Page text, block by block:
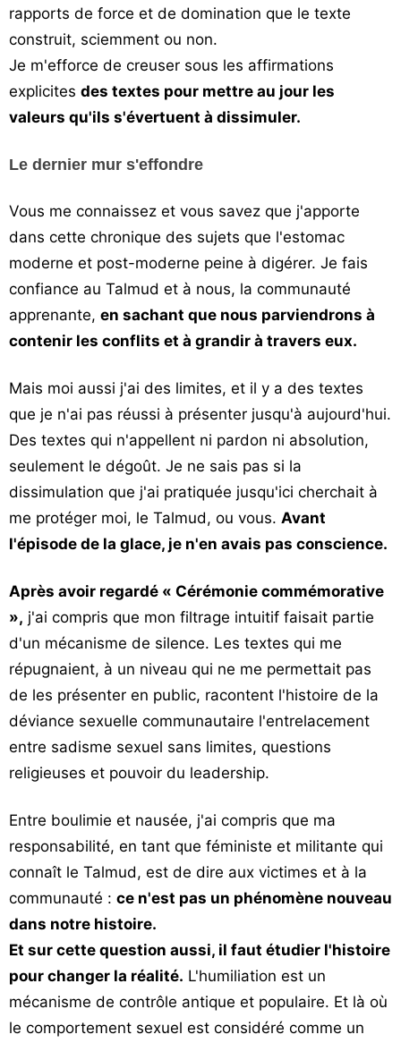
rapports de force et de domination que le texte
construit, sciemment ou non.
Je m'efforce de creuser sous les affirmations
explicites des textes pour mettre au jour les
valeurs qu'ils s'évertuent à dissimuler.
Le dernier mur s'effondre
Vous me connaissez et vous savez que j'apporte
dans cette chronique des sujets que l'estomac
moderne et post-moderne peine à digérer. Je fais
confiance au Talmud et à nous, la communauté
apprenante, en sachant que nous parviendrons à
contenir les conflits et à grandir à travers eux.
Mais moi aussi j'ai des limites, et il y a des textes
que je n'ai pas réussi à présenter jusqu'à aujourd'hui.
Des textes qui n'appellent ni pardon ni absolution,
seulement le dégoût. Je ne sais pas si la
dissimulation que j'ai pratiquée jusqu'ici cherchait à
me protéger moi, le Talmud, ou vous. Avant
l'épisode de la glace, je n'en avais pas conscience.
Après avoir regardé « Cérémonie commémorative
», j'ai compris que mon filtrage intuitif faisait partie
d'un mécanisme de silence. Les textes qui me
répugnaient, à un niveau qui ne me permettait pas
de les présenter en public, racontent l'histoire de la
déviance sexuelle communautaire l'entrelacement
entre sadisme sexuel sans limites, questions
religieuses et pouvoir du leadership.
Entre boulimie et nausée, j'ai compris que ma
responsabilité, en tant que féministe et militante qui
connaît le Talmud, est de dire aux victimes et à la
communauté : ce n'est pas un phénomène nouveau
dans notre histoire.
Et sur cette question aussi, il faut étudier l'histoire
pour changer la réalité. L'humiliation est un
mécanisme de contrôle antique et populaire. Et là où
le comportement sexuel est considéré comme un